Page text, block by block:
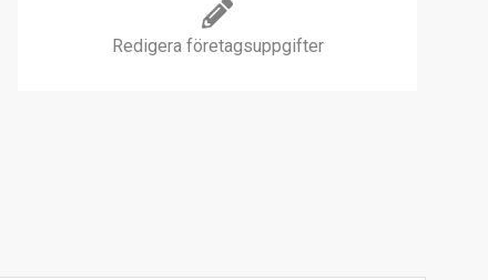
Redigera företagsuppgifter